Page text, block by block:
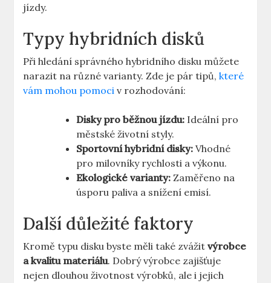
jízdy.
Typy hybridních disků
Při hledání správného hybridního disku‍ můžete
narazit na různé ‌varianty. Zde ⁤je pár tipů, ‌které
vám mohou pomoci v rozhodování:
Disky pro běžnou jízdu: Ideální pro⁢
městské​ životní styly.
Sportovní hybridní⁤ disky: Vhodné​
pro milovníky rychlosti a výkonu.
Ekologické ‍varianty: ‍Zaměřeno na
úsporu ⁣paliva a snížení emisí.
Další důležité faktory
Kromě typu disku byste měli také zvážitvýrobce
⁢a kvalitu materiálu. Dobrý⁣ výrobce zajišťuje
nejen dlouhou životnost ​výrobků, ale ⁢i‌ jejich